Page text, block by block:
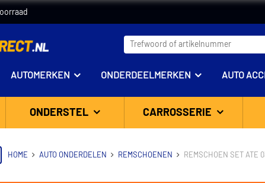
AUTOMERKEN ONDERDEELMERKEN AUTO
ONDERSTEL CARROSSERIE
HOME AUTO ONDERDELEN REMSCHOENEN REMSCHOEN SET ATE